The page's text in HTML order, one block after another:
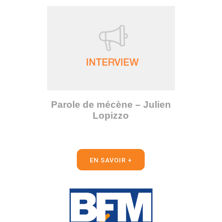
Parole de mécène – Julien
Lopizzo
EN SAVOIR +